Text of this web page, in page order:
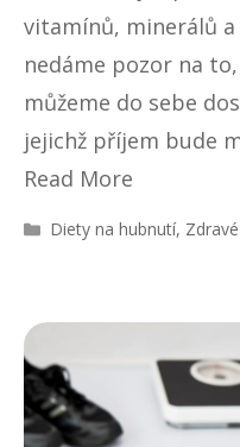
vitamínů, minerálů a
nedáme pozor na
můžeme do sebe
jejichž příjem bude
Read More
R
i
y
Diety na hubnutí,